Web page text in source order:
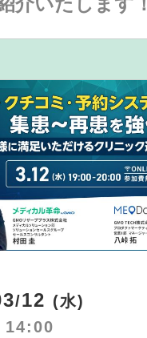
/12 (水)
14:00